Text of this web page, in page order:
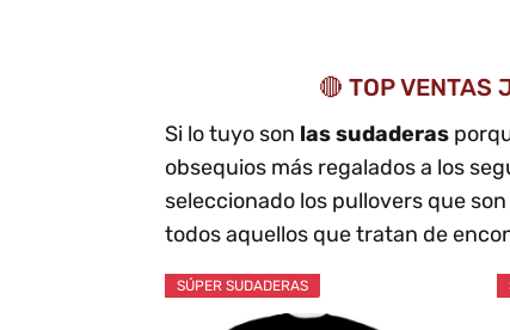
🔴 TOP
Si lo tuyo son las sudaderas
obsequios más regalados a los
seleccionado los pullovers que
todos aquellos que tratan de
SÚPER SUDADERAS